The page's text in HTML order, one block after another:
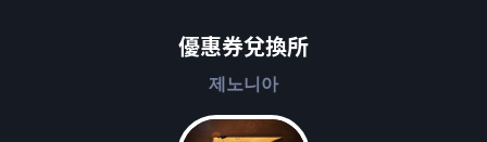
優惠券兌換所
제노니아